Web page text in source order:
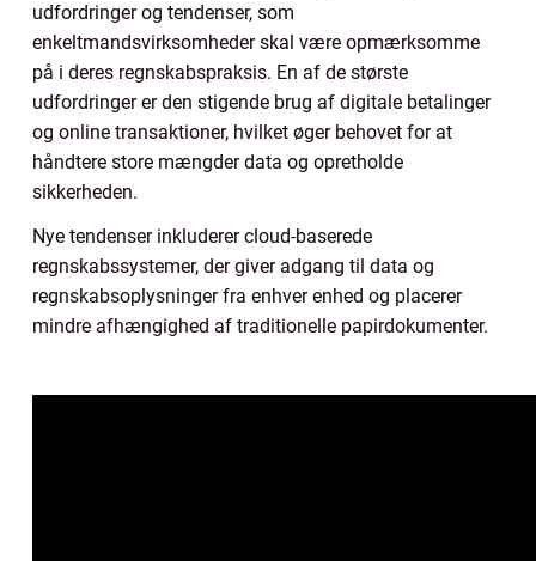
udfordringer og tendenser, som
enkeltmandsvirksomheder skal være opmærksomme
på i deres regnskabspraksis. En af de største
udfordringer er den stigende brug af digitale betalinger
og online transaktioner, hvilket øger behovet for at
håndtere store mængder data og opretholde
sikkerheden.
Nye tendenser inkluderer cloud-baserede
regnskabssystemer, der giver adgang til data og
regnskabsoplysninger fra enhver enhed og placerer
mindre afhængighed af traditionelle papirdokumenter.